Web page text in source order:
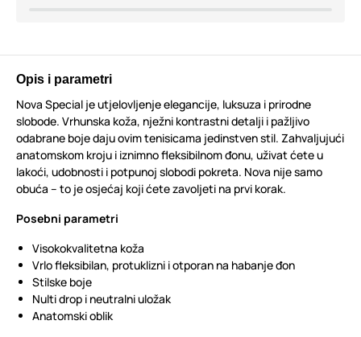
Opis i parametri
Nova Special je utjelovljenje elegancije, luksuza i prirodne
slobode. Vrhunska koža, nježni kontrastni detalji i pažljivo
odabrane boje daju ovim tenisicama jedinstven stil. Zahvaljujući
anatomskom kroju i iznimno fleksibilnom đonu, uživat ćete u
lakoći, udobnosti i potpunoj slobodi pokreta. Nova nije samo
obuća – to je osjećaj koji ćete zavoljeti na prvi korak.
Posebni parametri
Visokokvalitetna koža
Vrlo fleksibilan, protuklizni i otporan na habanje đon
Stilske boje
Nulti drop i neutralni uložak
Anatomski oblik